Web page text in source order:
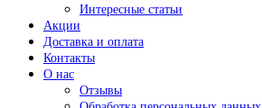
Интересные статьи
Акции
Доставка и оплата
Контакты
О нас
Отзывы